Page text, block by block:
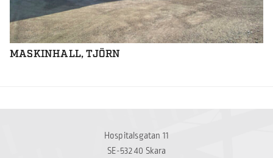
MASKINHALL, TJÖRN
Hospitalsgatan 11
SE-532 40 Skara